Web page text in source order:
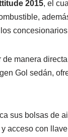
2015, el
manera
Gol sedán,
sus bolsas de
acceso con